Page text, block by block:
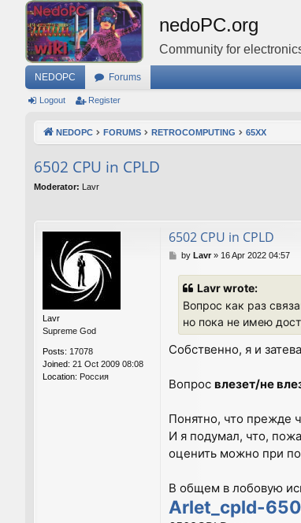
nedoPC.org
Community for
NEDOPC Forums
Logout Register
NEDOPC FORUMS RETROCOMPUTING 65XX
6502 CPU in CPLD
Moderator: Lavr
Lavr
Supreme God
Posts: 17078
Joined: 21 Oct 2009 08:08
Location: Россия
6502 CPU in CPLD
Pby Lavr» 16 Apr 2022 04:57
Lavr wrote:
Вопрос как раз
но пока не имею
Собственно, я и
Вопрос влезет/не
Понятно, что прежде
И я подумал, что,
оценить можно при
В общем в лобовую
Arlet_cpld-